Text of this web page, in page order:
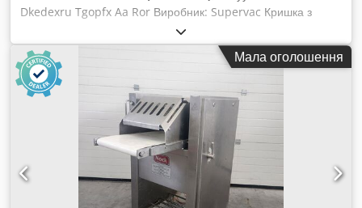
Dkedexru Tgopfx Aa Ror Виробник: Supervac Кришка з
вікном з плексигласу На колесах з гальмами
Мікропроцесорне керування з вакуумним датчиком
Інтегрований вакуумний насос із захистом двигуна Надійна
та легка в обслуговуванні Легка у чищенні Проста в
експлуатації Розміри камери: 800x730x250 мм Довжина
запаювання: 4x 660 мм
Мала оголошення